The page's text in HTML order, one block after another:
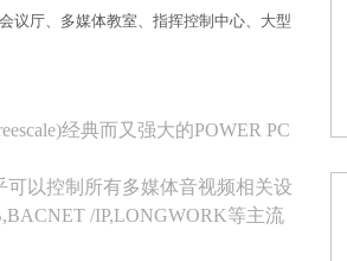
议厅、多媒体教室、指挥控制中心、大型
经典而又强大的POWER PC
可以控制所有多媒体音视频相关设
/IP,LONGWORK等主流